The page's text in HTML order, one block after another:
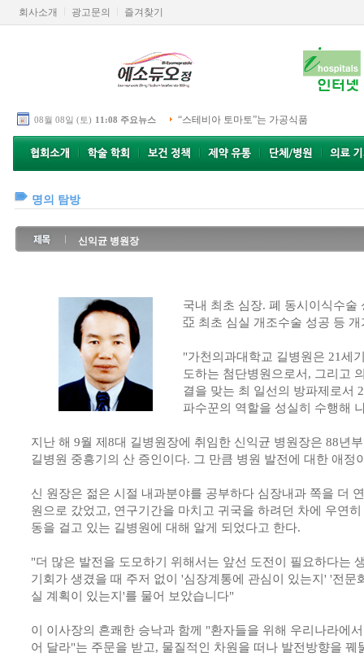
회사소개 광고문의 즐겨찾기
08월 08일 (토) 11:08 주요뉴스 “스테비아 토마토”는 가공식품
명의 탐방
신익균 병원장
국내 최초 심장. 폐 동시이식수술
亞 최초 심실 개조수술 성공 등 개
"가천의과대학교 길병원은 21세
도하는 첨단병원으로서, 그리고
결을 맞는 최 일선의 방파제로서
파수꾼의 역할을 성실히 수행해
지난 해 9월 제8대 길병원장에 취임한 신익균 병원장은 88년
길병원 중흥기의 산 증인이다. 그 만큼 병원 발전에 대한 애정
신 원장은 젊은 시절 내과분야를 공부하다 심장내과 쪽을 더
원으로 갔었고, 연구기간을 마치고 귀국을 하려던 차에 우연
동을 걸고 있는 길병원에 대해 알게 되었다고 한다.
"더 많은 발전을 도모하기 위해서는 앞선 도전이 필요하다는
기회가 생겼을 때 주저 없이 '심장계통에 관심이 있는지' '전문
실 계획이 있는지'를 물어 보았습니다"
이 이사장의 흔쾌한 승낙과 함께 "환자들을 위해 우리나라에
어 달라"는 주문을 받고, 물질적인 차원을 떠나 발전방향을 꿰